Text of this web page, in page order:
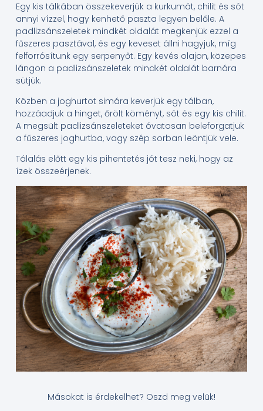
Egy kis tálkában összekeverjük a kurkumát, chilit és sót
annyi vízzel, hogy kenhető paszta legyen belőle. A
padlizsánszeletek mindkét oldalát megkenjük ezzel a
fűszeres pasztával, és egy keveset állni hagyjuk, míg
felforrósítunk egy serpenyőt. Egy kevés olajon, közepes
lángon a padlizsánszeletek mindkét oldalát barnára
sütjük.
Közben a joghurtot simára keverjük egy tálban,
hozzáadjuk a hinget, őrölt köményt, sót és egy kis chilit.
A megsült padlizsánszeleteket óvatosan beleforgatjuk
a fűszeres joghurtba, vagy szép sorban leöntjük vele.
Tálalás előtt egy kis pihentetés jót tesz neki, hogy az
ízek összeérjenek.
Másokat is érdekelhet? Oszd meg velük!